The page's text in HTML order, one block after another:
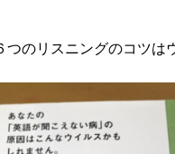
つのリスニングのコツは